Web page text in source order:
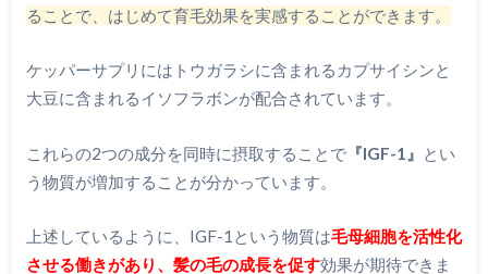
ることで、はじめて育毛効果を実感することができます。
ケッパーサプリにはトウガラシに含まれるカプサイシンと
大豆に含まれるイソフラボンが配合されています。
これらの2つの成分を同時に摂取することで『IGF-1』 とい
う物質が増加することが分かっています。
上述しているように、IGF-1という物質は毛母細胞を活性化
させる働きがあり、髪の毛の成長を促す効果が期待できま